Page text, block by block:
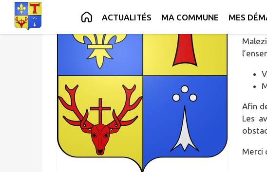
Contenu Menu Recherche Pied de page
ACTUALITÉS MA COMMUNE MESPublié
Afin
Les
Merci